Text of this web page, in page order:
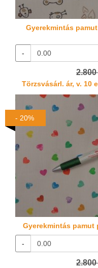
Gyerekmintás
-
Törzsvásárl. ár, v. 10
Gyerekmintás pamut
-
- 20%